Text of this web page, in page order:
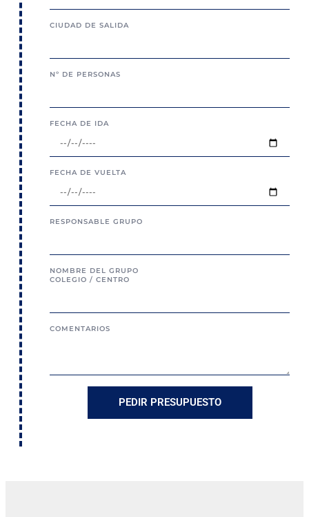
CIUDAD DE SALIDA
Nº DE PERSONAS
FECHA DE IDA
FECHA DE VUELTA
RESPONSABLE GRUPO
NOMBRE DEL GRUPO
COLEGIO / CENTRO
COMENTARIOS
PEDIR PRESUPUESTO